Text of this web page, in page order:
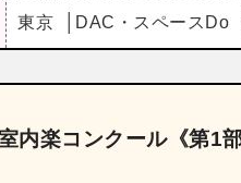
東京 DAC・スペースDo
内楽コンクール《第1